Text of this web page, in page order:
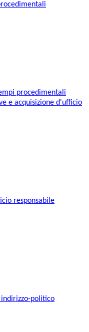
procedimentali
e acquisizione d'ufficio
responsabile
politico